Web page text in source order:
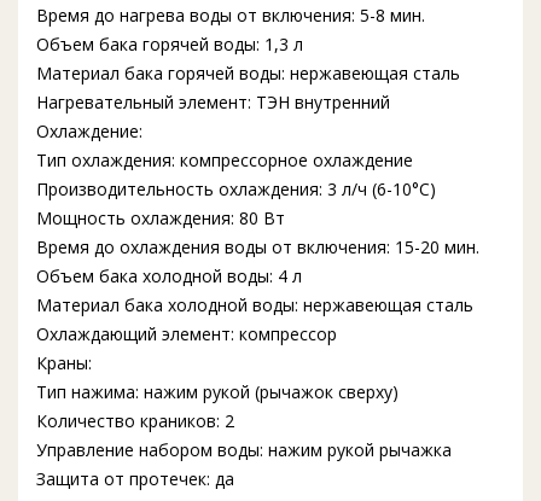
Время до нагрева воды от включения: 5-8 мин.
Объем бака горячей воды: 1,3 л
Материал бака горячей воды: нержавеющая сталь
Нагревательный элемент: ТЭН внутренний
Охлаждение:
Тип охлаждения: компрессорное охлаждение
Производительность охлаждения: 3 л/ч (6-10°C)
Мощность охлаждения: 80 Вт
Время до охлаждения воды от включения: 15-20 мин.
Объем бака холодной воды: 4 л
Материал бака холодной воды: нержавеющая сталь
Охлаждающий элемент: компрессор
Краны:
Тип нажима: нажим рукой (рычажок сверху)
Количество краников: 2
Управление набором воды: нажим рукой рычажка
Защита от протечек: да